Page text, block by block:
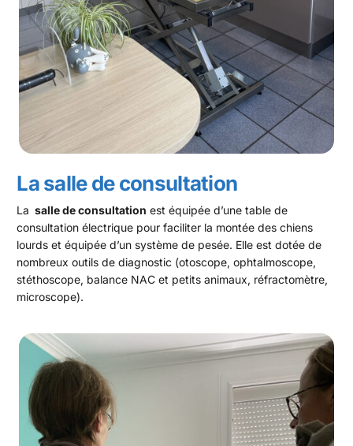
La salle de consultation
La salle de consultation est équipée d’une table de
consultation électrique pour faciliter la montée des chiens
lourds et équipée d’un système de pesée. Elle est dotée de
nombreux outils de diagnostic (otoscope, ophtalmoscope,
stéthoscope, balance NAC et petits animaux, réfractomètre,
microscope).